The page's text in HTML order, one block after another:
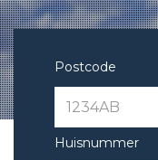
Postcode
Huisnummer